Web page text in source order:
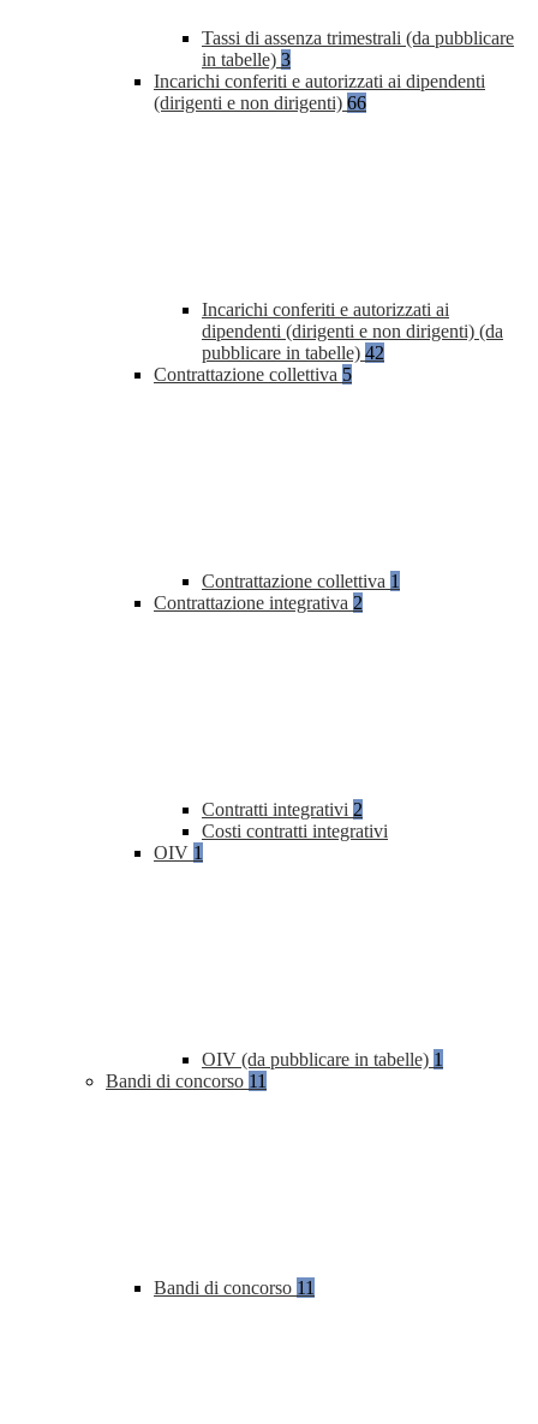
Tassi di assenza trimestrali (da pubblicare
in tabelle) 3
Incarichi conferiti e autorizzati ai dipendenti
(dirigenti e non dirigenti) 66
Incarichi conferiti e autorizzati ai
dipendenti (dirigenti e non dirigenti) (da
pubblicare in tabelle) 42
Contrattazione collettiva 5
Contrattazione collettiva 1
Contrattazione integrativa 2
Contratti integrativi 2
Costi contratti integrativi
OIV 1
OIV (da pubblicare in tabelle) 1
Bandi di concorso 11
Bandi di concorso 11